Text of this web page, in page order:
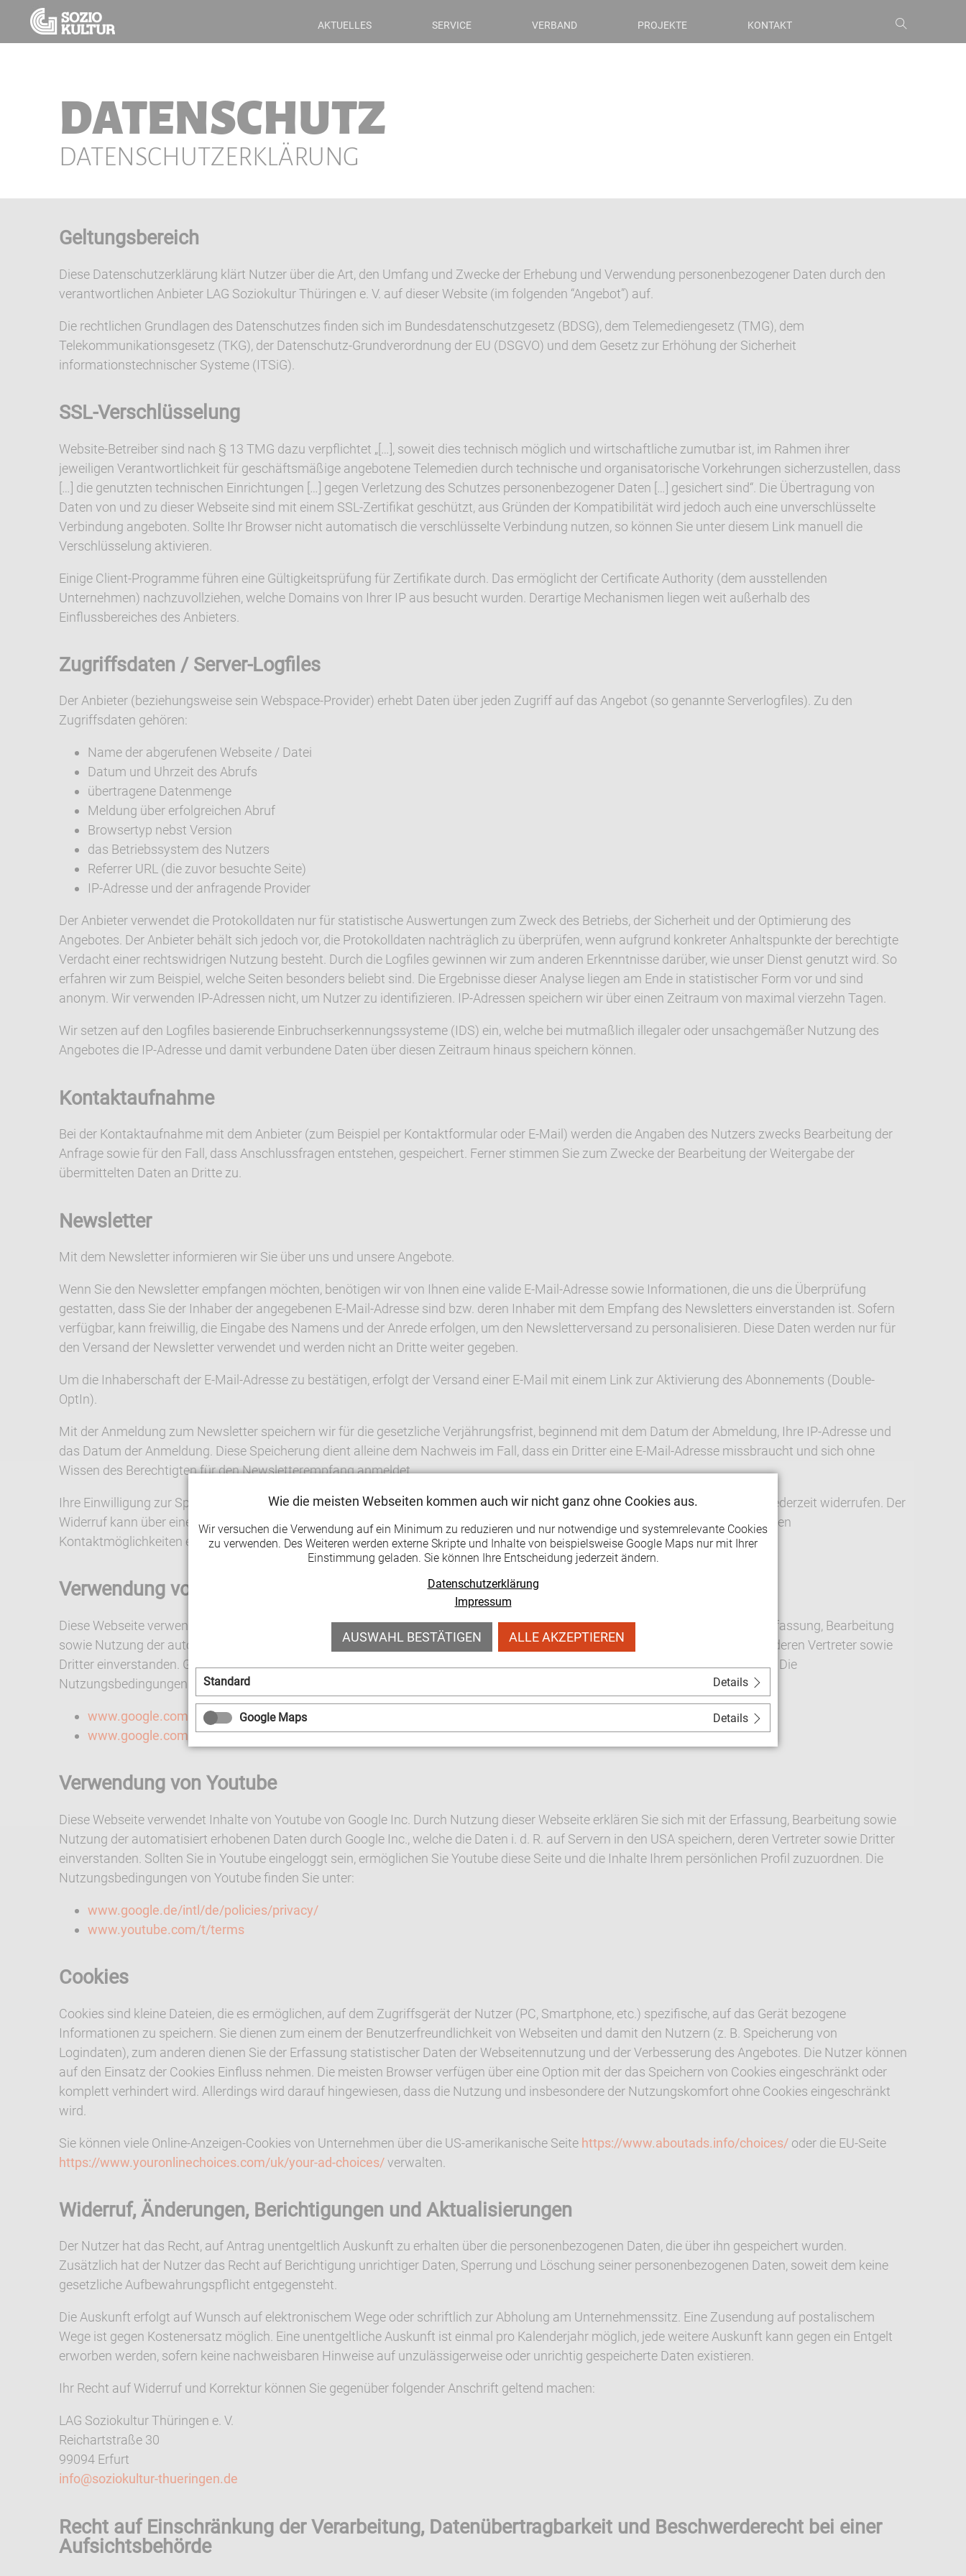
AKTUELLES SERVICE VERBAND PROJEKTE KONTAKT
DATENSCHUTZ
DATENSCHUTZERKLÄRUNG
Geltungsbereich
Diese Datenschutzerklärung klärt Nutzer über die Art, den Umfang und Zwecke der Erhebung und Verwendung personenbezogener Daten durch den
verantwortlichen Anbieter LAG Soziokultur Thüringen e. V. auf dieser Website (im folgenden “Angebot”) auf.
Die rechtlichen Grundlagen des Datenschutzes finden sich im Bundesdatenschutzgesetz (BDSG), dem Telemediengesetz (TMG), dem
Telekommunikationsgesetz (TKG), der Datenschutz-Grundverordnung der EU (DSGVO) und dem Gesetz zur Erhöhung der Sicherheit
informationstechnischer Systeme (ITSiG).
SSL-Verschlüsselung
Website-Betreiber sind nach § 13 TMG dazu verpflichtet „[…], soweit dies technisch möglich und wirtschaftliche zumutbar ist, im Rahmen ihrer
jeweiligen Verantwortlichkeit für geschäftsmäßige angebotene Telemedien durch technische und organisatorische Vorkehrungen sicherzustellen, dass
[…] die genutzten technischen Einrichtungen […] gegen Verletzung des Schutzes personenbezogener Daten […] gesichert sind“. Die Übertragung von
Daten von und zu dieser Webseite sind mit einem SSL-Zertifikat geschützt, aus Gründen der Kompatibilität wird jedoch auch eine unverschlüsselte
Verbindung angeboten. Sollte Ihr Browser nicht automatisch die verschlüsselte Verbindung nutzen, so können Sie unter diesem Link manuell die
Verschlüsselung aktivieren.
Einige Client-Programme führen eine Gültigkeitsprüfung für Zertifikate durch. Das ermöglicht der Certificate Authority (dem ausstellenden
Unternehmen) nachzuvollziehen, welche Domains von Ihrer IP aus besucht wurden. Derartige Mechanismen liegen weit außerhalb des
Einflussbereiches des Anbieters.
Zugriffsdaten / Server-Logfiles
Der Anbieter (beziehungsweise sein Webspace-Provider) erhebt Daten über jeden Zugriff auf das Angebot (so genannte Serverlogfiles). Zu den
Zugriffsdaten gehören:
Name der abgerufenen Webseite / Datei
Datum und Uhrzeit des Abrufs
übertragene Datenmenge
Meldung über erfolgreichen Abruf
Browsertyp nebst Version
das Betriebssystem des Nutzers
Referrer URL (die zuvor besuchte Seite)
IP-Adresse und der anfragende Provider
Der Anbieter verwendet die Protokolldaten nur für statistische Auswertungen zum Zweck des Betriebs, der Sicherheit und der Optimierung des
Angebotes. Der Anbieter behält sich jedoch vor, die Protokolldaten nachträglich zu überprüfen, wenn aufgrund konkreter Anhaltspunkte der berechtigte
Verdacht einer rechtswidrigen Nutzung besteht. Durch die Logfiles gewinnen wir zum anderen Erkenntnisse darüber, wie unser Dienst genutzt wird. So
erfahren wir zum Beispiel, welche Seiten besonders beliebt sind. Die Ergebnisse dieser Analyse liegen am Ende in statistischer Form vor und sind
anonym. Wir verwenden IP-Adressen nicht, um Nutzer zu identifizieren. IP-Adressen speichern wir über einen Zeitraum von maximal vierzehn Tagen.
Wir setzen auf den Logfiles basierende Einbruchserkennungssysteme (IDS) ein, welche bei mutmaßlich illegaler oder unsachgemäßer Nutzung des
Angebotes die IP-Adresse und damit verbundene Daten über diesen Zeitraum hinaus speichern können.
Kontaktaufnahme
Bei der Kontaktaufnahme mit dem Anbieter (zum Beispiel per Kontaktformular oder E-Mail) werden die Angaben des Nutzers zwecks Bearbeitung der
Anfrage sowie für den Fall, dass Anschlussfragen entstehen, gespeichert. Ferner stimmen Sie zum Zwecke der Bearbeitung der Weitergabe der
übermittelten Daten an Dritte zu.
Newsletter
Mit dem Newsletter informieren wir Sie über uns und unsere Angebote.
Wenn Sie den Newsletter empfangen möchten, benötigen wir von Ihnen eine valide E-Mail-Adresse sowie Informationen, die uns die Überprüfung
gestatten, dass Sie der Inhaber der angegebenen E-Mail-Adresse sind bzw. deren Inhaber mit dem Empfang des Newsletters einverstanden ist. Sofern
verfügbar, kann freiwillig, die Eingabe des Namens und der Anrede erfolgen, um den Newsletterversand zu personalisieren. Diese Daten werden nur für
den Versand der Newsletter verwendet und werden nicht an Dritte weiter gegeben.
Um die Inhaberschaft der E-Mail-Adresse zu bestätigen, erfolgt der Versand einer E-Mail mit einem Link zur Aktivierung des Abonnements (Double-
OptIn).
Mit der Anmeldung zum Newsletter speichern wir für die gesetzliche Verjährungsfrist, beginnend mit dem Datum der Abmeldung, Ihre IP-Adresse und
das Datum der Anmeldung. Diese Speicherung dient alleine dem Nachweis im Fall, dass ein Dritter eine E-Mail-Adresse missbraucht und sich ohne
Wissen des Berechtigten für den Newsletterempfang anmeldet.
Ihre Einwilligung zur Speicherung der Daten, der Email-Adresse sowie deren Nutzung zum Versand des Newsletters können Sie jederzeit widerrufen. Der
Widerruf kann über einen Link in den Newslettern selbst, in Ihrem Profilbereich oder per Mitteilung an die oben und unten stehenden
Kontaktmöglichkeiten erfolgen.
Verwendung von Google Maps
Diese Webseite verwendet das Produkt Google Maps von Google Inc. Durch Nutzung dieser Webseite erklären Sie sich mit der Erfassung, Bearbeitung
sowie Nutzung der automatisiert erhobenen Daten durch Google Inc., welche die Daten i. d. R. auf Servern in den USA speichern, deren Vertreter sowie
Dritter einverstanden. Google Maps erfasst u. a. auch die aktuelle GPS-Position des Besuchers, sofern dies technisch möglich ist. Die
Nutzungsbedingungen von Google Maps finden Sie unter:
www.google.com/intl/de/policies/privacy/index.html
www.google.com/intl/de_de/help/terms_maps.html
Verwendung von Youtube
Diese Webseite verwendet Inhalte von Youtube von Google Inc. Durch Nutzung dieser Webseite erklären Sie sich mit der Erfassung, Bearbeitung sowie
Nutzung der automatisiert erhobenen Daten durch Google Inc., welche die Daten i. d. R. auf Servern in den USA speichern, deren Vertreter sowie Dritter
einverstanden. Sollten Sie in Youtube eingeloggt sein, ermöglichen Sie Youtube diese Seite und die Inhalte Ihrem persönlichen Profil zuzuordnen. Die
Nutzungsbedingungen von Youtube finden Sie unter:
www.google.de/intl/de/policies/privacy/
www.youtube.com/t/terms
Cookies
Cookies sind kleine Dateien, die es ermöglichen, auf dem Zugriffsgerät der Nutzer (PC, Smartphone, etc.) spezifische, auf das Gerät bezogene
Informationen zu speichern. Sie dienen zum einem der Benutzerfreundlichkeit von Webseiten und damit den Nutzern (z. B. Speicherung von
Logindaten), zum anderen dienen Sie der Erfassung statistischer Daten der Webseitennutzung und der Verbesserung des Angebotes. Die Nutzer können
auf den Einsatz der Cookies Einfluss nehmen. Die meisten Browser verfügen über eine Option mit der das Speichern von Cookies eingeschränkt oder
komplett verhindert wird. Allerdings wird darauf hingewiesen, dass die Nutzung und insbesondere der Nutzungskomfort ohne Cookies eingeschränkt
wird.
Sie können viele Online-Anzeigen-Cookies von Unternehmen über die US-amerikanische Seite https://www.aboutads.info/choices/ oder die EU-Seite
https://www.youronlinechoices.com/uk/your-ad-choices/verwalten.
Widerruf, Änderungen, Berichtigungen und Aktualisierungen
Der Nutzer hat das Recht, auf Antrag unentgeltlich Auskunft zu erhalten über die personenbezogenen Daten, die über ihn gespeichert wurden.
Zusätzlich hat der Nutzer das Recht auf Berichtigung unrichtiger Daten, Sperrung und Löschung seiner personenbezogenen Daten, soweit dem keine
gesetzliche Aufbewahrungspflicht entgegensteht.
Die Auskunft erfolgt auf Wunsch auf elektronischem Wege oder schriftlich zur Abholung am Unternehmenssitz. Eine Zusendung auf postalischem
Wege ist gegen Kostenersatz möglich. Eine unentgeltliche Auskunft ist einmal pro Kalenderjahr möglich, jede weitere Auskunft kann gegen ein Entgelt
erworben werden, sofern keine nachweisbaren Hinweise auf unzulässigerweise oder unrichtig gespeicherte Daten existieren.
Ihr Recht auf Widerruf und Korrektur können Sie gegenüber folgender Anschrift geltend machen:
LAG Soziokultur Thüringen e. V.
Reichartstraße 30
99094 Erfurt
info@soziokultur-thueringen.de
Recht auf Einschränkung der Verarbeitung, Datenübertragbarkeit und Beschwerderecht bei einer
Aufsichtsbehörde
Wie die meisten Webseiten kommen auch wir nicht ganz ohne Cookies aus.
Wir versuchen die Verwendung auf ein Minimum zu reduzieren und nur notwendige und systemrelevante Cookies
zu verwenden. Des Weiteren werden externe Skripte und Inhalte von beispielsweise Google Maps nur mit Ihrer
Einstimmung geladen. Sie können Ihre Entscheidung jederzeit ändern.
Datenschutzerklärung
Impressum
AUSWAHL BESTÄTIGEN ALLE AKZEPTIEREN
Standard Details
Google Maps Details